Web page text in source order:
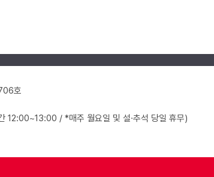
호
/ *매주 월요일 및 설·추석 당일 휴무)